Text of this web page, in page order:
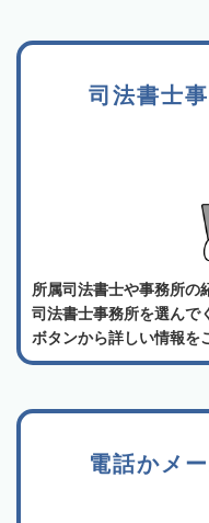
司法書士
所属司法書士や事務所の
司法書士事務所を選んで
ボタンから詳しい情報を
電話かメ